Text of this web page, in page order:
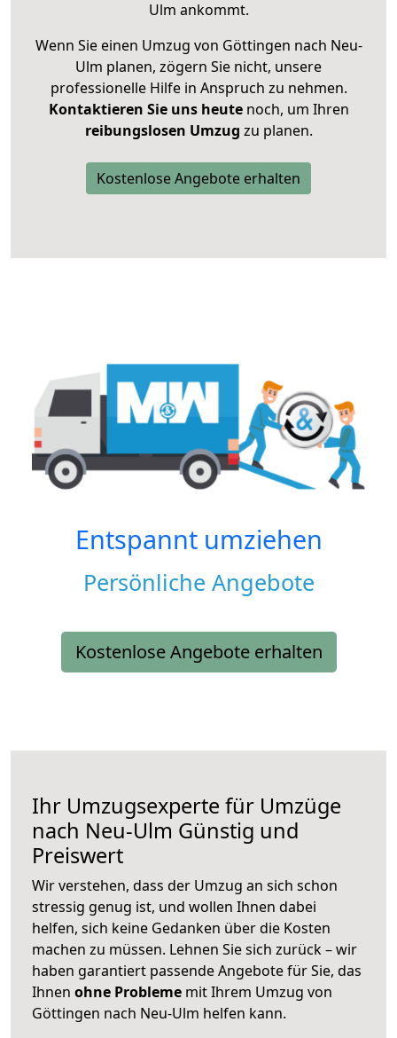
Ulm ankommt.
Wenn Sie einen Umzug von Göttingen nach Neu-
Ulm planen, zögern Sie nicht, unsere
professionelle Hilfe in Anspruch zu nehmen.
Kontaktieren Sie uns heutenoch, um Ihren
reibungslosen Umzug zu planen.
Kostenlose Angebote erhalten
Entspannt umziehen
Persönliche Angebote
Kostenlose Angebote erhalten
Ihr Umzugsexperte für Umzüge
nach Neu-Ulm Günstig und
Preiswert
Wir verstehen, dass der Umzug an sich schon
stressig genug ist, und wollen Ihnen dabei
helfen, sich keine Gedanken über die Kosten
machen zu müssen. Lehnen Sie sich zurück – wir
haben garantiert passende Angebote für Sie, das
Ihnen ohne Probleme mit Ihrem Umzug von
Göttingen nach Neu-Ulm helfen kann.